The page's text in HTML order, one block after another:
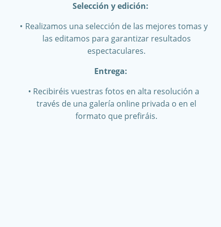
Selección y edición:
Realizamos una selección de las mejores tomas y
las editamos para garantizar resultados
espectaculares.
Entrega:
Recibiréis vuestras fotos en alta resolución a
través de una galería online privada o en el
formato que prefiráis.